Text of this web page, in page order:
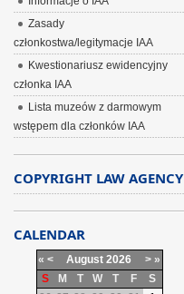
Zasady
członkostwa/legitymacje IAA
Kwestionariusz ewidencyjny
członka IAA
Lista muzeów z darmowym
wstępem dla członków IAA
COPYRIGHT LAW AGENCY
CALENDAR
« < August 2026 > »
S
M T W T F
S